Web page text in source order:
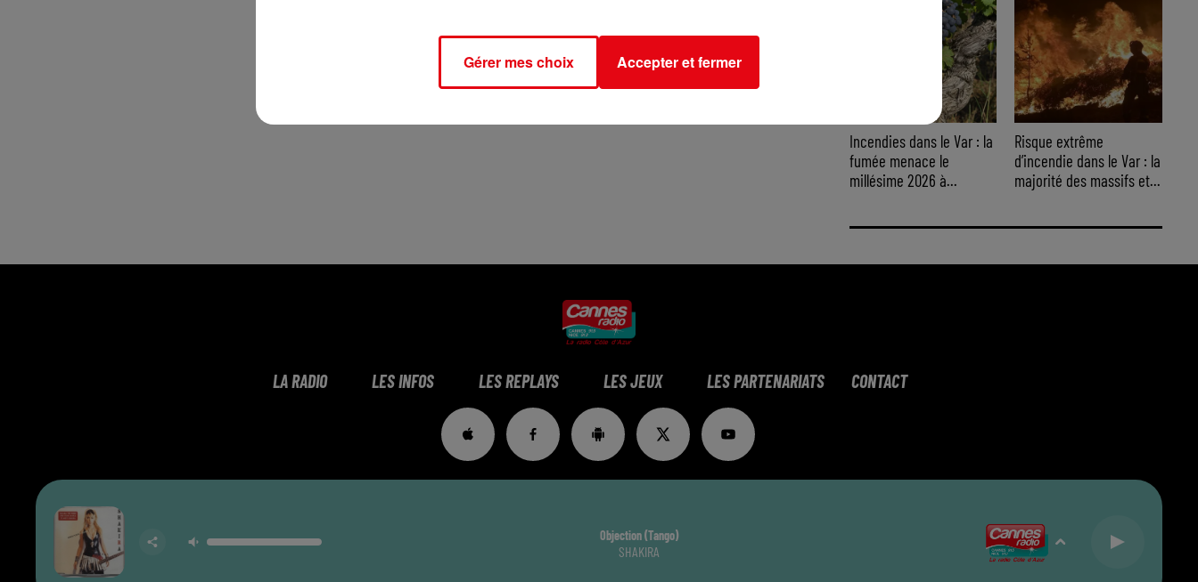
Incendies dans le Var : la
fumée menace le
millésime 2026 à...
Risque extrême
d’incendie dans le Var : la
majorité des massifs et...
LA RADIO LES INFOS LES REPLAYS LES JEUX LES PARTENARIATS CONTACT
Objection (tango)
SHAKIRA
Gérer mes choix Accepter et fermer